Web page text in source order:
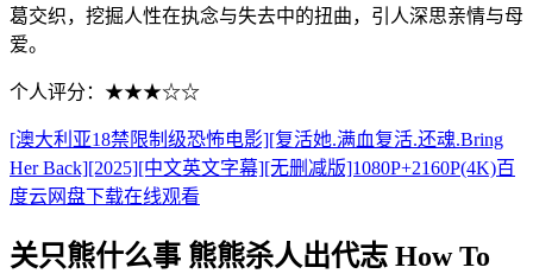
葛交织，挖掘人性在执念与失去中的扭曲，引人深思亲情与母
爱。
个人评分：★★★☆☆
[澳大利亚18禁限制级恐怖电影][复活她.满血复活.还魂.Bring
Her Back][2025][中文英文字幕][无删减版]1080P+2160P(4K)百
度云网盘下载在线观看
关只熊什么事 熊熊杀人出代志 How To